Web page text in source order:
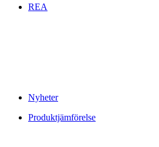
REA
Nyheter
Produktjämförelse